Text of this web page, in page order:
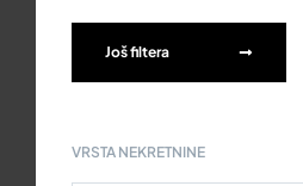
Još filtera
VRSTA NEKRETNINE